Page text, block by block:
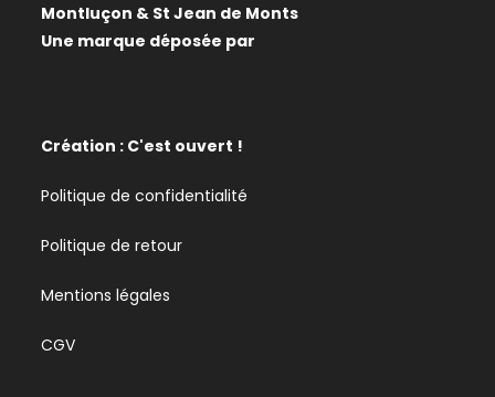
Montluçon & St Jean de Monts
Une marque déposée par
Création : C'est ouvert !
Politique de confidentialité
Politique de retour
Mentions légales
CGV